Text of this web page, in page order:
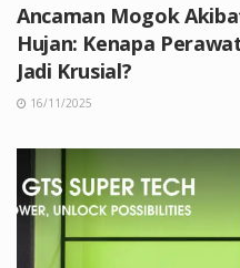
Ancaman Mogok
Hujan: Kenapa
Jadi Krusial?
16/11/2025